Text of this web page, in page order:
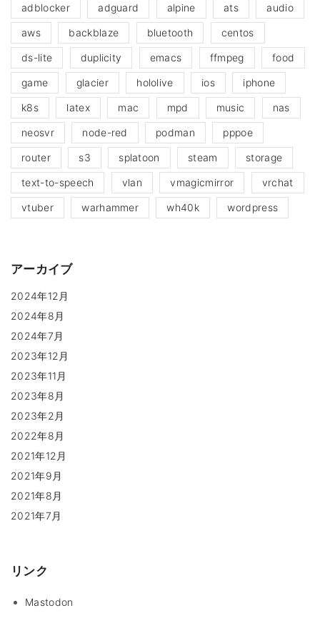
adblocker adguard alpine ats audio
aws backblaze bluetooth centos
ds-lite duplicity emacs ffmpeg food
game glacier hololive ios iphone
k8s latex mac mpd music nas
neosvr node-red podman pppoe
router s3 splatoon steam storage
text-to-speech vlan vmagicmirror vrchat
vtuber warhammer wh40k wordpress
アーカイブ
2024年12月
2024年8月
2024年7月
2023年12月
2023年11月
2023年8月
2023年2月
2022年8月
2021年12月
2021年9月
2021年8月
2021年7月
リンク
Mastodon